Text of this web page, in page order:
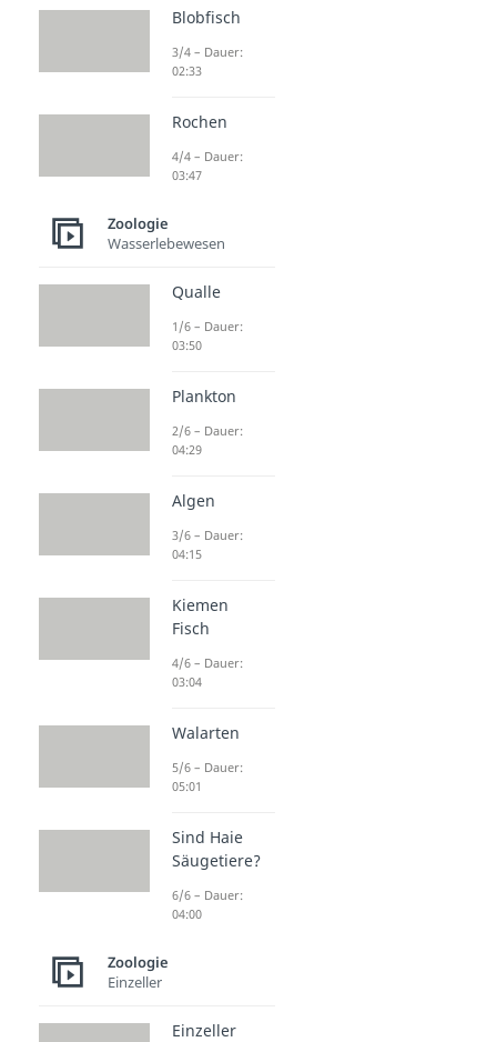
Blobfisch
3/4 – Dauer:
02:33
Rochen
4/4 – Dauer:
03:47
Zoologie
Wasserlebewesen
Qualle
1/6 – Dauer:
03:50
Plankton
2/6 – Dauer:
04:29
Algen
3/6 – Dauer:
04:15
Kiemen
Fisch
4/6 – Dauer:
03:04
Walarten
5/6 – Dauer:
05:01
Sind Haie
Säugetiere?
6/6 – Dauer:
04:00
Zoologie
Einzeller
Einzeller